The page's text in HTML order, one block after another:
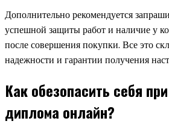
Дополнительно рекомендуется
успешной защиты работ и наличие у
после совершения покупки. Все это
надежности и гарантии получения
Как обезопасить себя
диплома онлайн?